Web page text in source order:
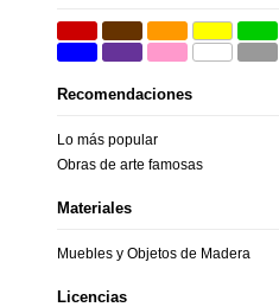
Recomendaciones
Lo más popular
Obras de arte famosas
Materiales
Muebles y Objetos de Madera
Licencias